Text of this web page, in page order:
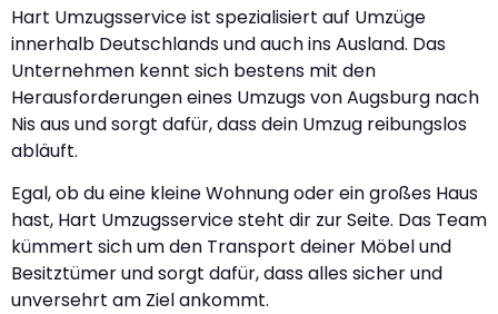
Hart Umzugsservice ist spezialisiert auf Umzüge
innerhalb Deutschlands und auch ins Ausland. Das
Unternehmen kennt sich bestens mit den
Herausforderungen eines Umzugs von Augsburg nach
Nis aus und sorgt dafür, dass dein Umzug reibungslos
abläuft.
Egal, ob du eine kleine Wohnung oder ein großes Haus
hast, Hart Umzugsservice steht dir zur Seite. Das Team
kümmert sich um den Transport deiner Möbel und
Besitztümer und sorgt dafür, dass alles sicher und
unversehrt am Ziel ankommt.